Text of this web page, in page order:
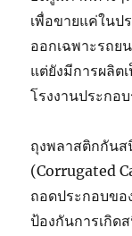
เพื่อขายแค่ในป
ออกเฉพาะรถย
แต่ยังมีการผลิต
โรงงานประกอ
ถุงพลาสติกกัน
(Corrugated
ถอดประกอบข
ป้องกันการเกิด